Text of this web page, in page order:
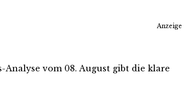
Anzeige
vom 08. August gibt die klare